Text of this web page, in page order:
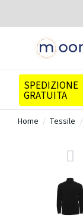
SPEDIZIONE
GRATUITA
Home Tessile